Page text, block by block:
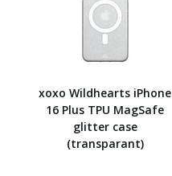
xoxo Wildhearts iPhone
16 Plus TPU MagSafe
glitter case
(transparant)